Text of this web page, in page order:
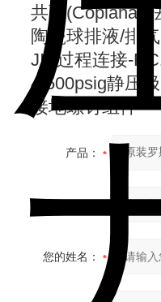
共面(Coplanar)
陶瓷球排液/排
JIS过程连接-
4,500psig静压
接地螺钉组件
产品：
您的姓名：